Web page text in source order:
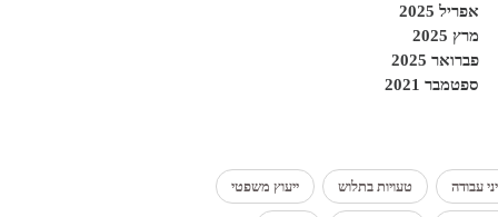
אפריל 2025
מרץ 2025
פברואר 2025
ספטמבר 2021
עבודה טעויות בתלוש ייעוץ משפטי